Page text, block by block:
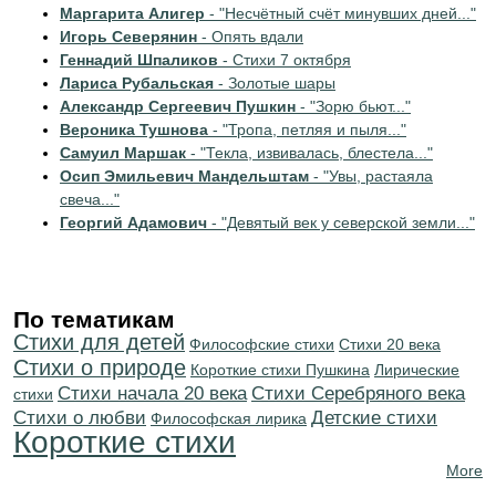
Маргарита Алигер - "Несчётный счёт минувших дней..."
Игорь Северянин - Опять вдали
Геннадий Шпаликов - Стихи 7 октября
Лариса Рубальская - Золотые шары
Александр Сергеевич Пушкин - "Зорю бьют..."
Вероника Тушнова - "Тропа, петляя и пыля..."
Самуил Маршак - "Текла, извивалась, блестела..."
Осип Эмильевич Мандельштам - "Увы, растаяла
свеча..."
Георгий Адамович - "Девятый век у северской земли..."
По тематикам
Стихи для детей Философские стихи Стихи 20 века
Стихи о природе Короткие стихи Пушкина Лирические
стихи Cтихи начала 20 века Cтихи Серебряного века
Стихи о любви Философская лирика Детские стихи
Короткие стихи
More